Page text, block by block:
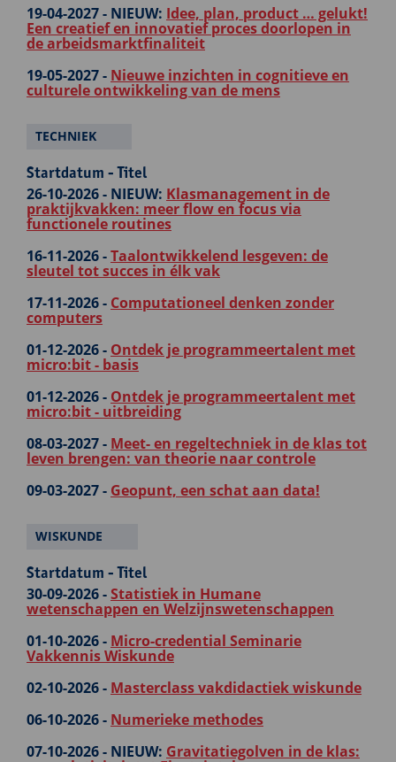
19-04-2027 - NIEUW: Idee, plan, product … gelukt!
Een creatief en innovatief proces doorlopen in
de arbeidsmarktfinaliteit
19-05-2027 - Nieuwe inzichten in cognitieve en
culturele ontwikkeling van de mens
TECHNIEK
Startdatum - Titel
26-10-2026 - NIEUW: Klasmanagement in de
praktijkvakken: meer flow en focus via
functionele routines
16-11-2026 -Taalontwikkelend lesgeven: de
sleutel tot succes in élk vak
17-11-2026 - Computationeel denken zonder
computers
01-12-2026 - Ontdek je programmeertalent met
micro:bit - basis
01-12-2026 - Ontdek je programmeertalent met
micro:bit - uitbreiding
08-03-2027 - Meet- en regeltechniek in de klas tot
leven brengen: van theorie naar controle
09-03-2027 - Geopunt, een schat aan data!
WISKUNDE
Startdatum - Titel
30-09-2026 -Statistiek in Humane
wetenschappen en Welzijnswetenschappen
01-10-2026 - Micro-credential Seminarie
Vakkennis Wiskunde
02-10-2026 - Masterclass vakdidactiek wiskunde
06-10-2026 - Numerieke methodes
07-10-2026 - NIEUW: Gravitatiegolven in de klas: